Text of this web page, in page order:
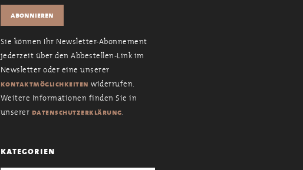
Sie können Ihr Newsletter-Abonnement
jederzeit über den Abbestellen-Link im
Newsletter oder eine unserer
kontaktmöglichkeiten widerrufen.
Weitere Informationen finden Sie in
unserer datenschutzerklärung.
kategorien